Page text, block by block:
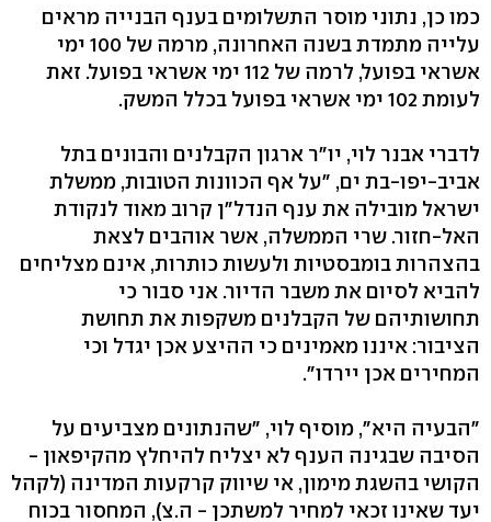
כמו כן, נתוני מוסר התשלומים בענף הבנייה מראים
עלייה מתמדת בשנה האחרונה, מרמה של 100 ימי
אשראי בפועל, לרמה של 112 ימי אשראי בפועל. זאת
לעומת 102 ימי אשראי בפועל בכלל המשק.
לדברי אבנר לוי, יו"ר ארגון הקבלנים והבונים בתל
אביב-יפו-בת ים, "על אף הכוונות הטובות, ממשלת
ישראל מובילה את ענף הנדל"ן קרוב מאוד לנקודת
האל-חזור. שרי הממשלה, אשר אוהבים לצאת
בהצהרות בומבסטיות ולעשות כותרות, אינם מצליחים
להביא לסיום את משבר הדיור. אני סבור כי
תחושותיהם של הקבלנים משקפות את תחושת
הציבור: איננו מאמינים כי ההיצע אכן יגדל וכי
המחירים אכן יירדו".
"הבעיה היא", מוסיף לוי, "שהנתונים מצביעים על
הסיבה שבגינה הענף לא יצליח להיחלץ מהקיפאון -
הקושי בהשגת מימון, אי שיווק קרקעות המדינה (לקהל
יעד שאינו זכאי למחיר למשתכן - ה.צ), המחסור בכוח